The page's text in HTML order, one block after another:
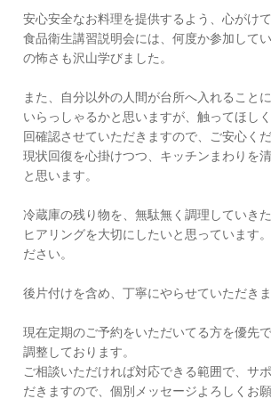
安心安全なお料理を提供するよう、心がけて
食品衛生講習説明会には、何度か参加して
の怖さも沢山学びました。
また、自分以外の人間が台所へ入れること
いらっしゃるかと思いますが、触ってほし
回確認させていただきますので、ご安心くだ
現状回復を心掛けつつ、キッチンまわりを
と思います。
冷蔵庫の残り物を、無駄無く調理していき
ヒアリングを大切にしたいと思っています
ださい。
後片付けを含め、丁寧にやらせていただきま
現在定期のご予約をいただいてる方を優先
調整しております。
ご相談いただければ対応できる範囲で、サ
だきますので、個別メッセージよろしくお願